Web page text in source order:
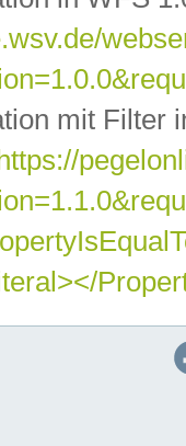
mit Filter
https://